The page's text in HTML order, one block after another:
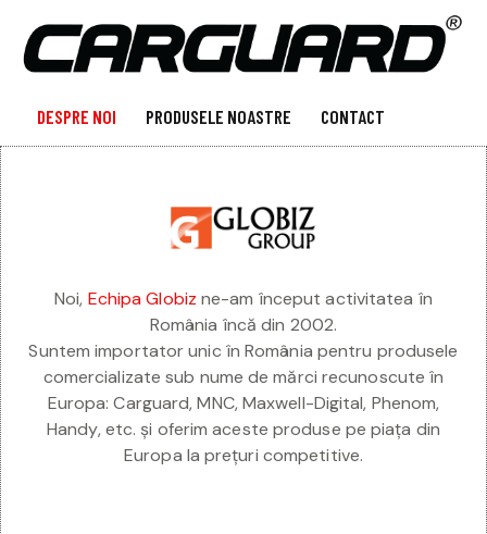
DESPRE NOI PRODUSELE NOASTRE CONTACT
Noi, Echipa Globiz ne-am început activitatea în
România încă din 2002.
Suntem importator unic în România pentru produsele
comercializate sub nume de mărci recunoscute în
Europa: Carguard, MNC, Maxwell-Digital, Phenom,
Handy, etc. și oferim aceste produse pe piața din
Europa la prețuri competitive.